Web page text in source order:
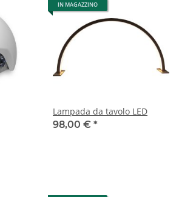
IN MAGAZZINO
Lampada da tavolo LED
98,00 € *